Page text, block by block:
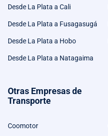
Desde La Plata a Cali
Desde La Plata a Fusagasugá
Desde La Plata a Hobo
Desde La Plata a Natagaima
Otras Empresas de
Transporte
Coomotor